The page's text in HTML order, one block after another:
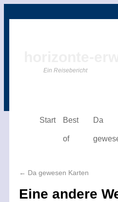
Ein Reisebericht
Start Best
of
Da
← Da gewesen Karten
Eine andere